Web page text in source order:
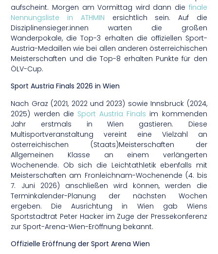
aufscheint. Morgen am Vormittag wird dann die finale
Nennungsliste in ATHMIN ersichtlich sein. Auf die
Disziplinensieger:innen warten die großen
Wanderpokale, die Top-3 erhalten die offiziellen Sport-
Austria-Medaillen wie bei allen anderen österreichischen
Meisterschaften und die Top-8 erhalten Punkte für den
ÖLV-Cup.
Sport Austria Finals 2026 in Wien
Nach Graz (2021, 2022 und 2023) sowie Innsbruck (2024,
2025) werden die Sport Austria Finals im kommenden
Jahr erstmals in Wien gastieren. Diese
Multisportveranstaltung vereint eine Vielzahl an
österreichischen (Staats)Meisterschaften der
Allgemeinen Klasse an einem verlängerten
Wochenende. Ob sich die Leichtathletik ebenfalls mit
Meisterschaften am Fronleichnam-Wochenende (4. bis
7. Juni 2026) anschließen wird können, werden die
Terminkalender-Planung der nächsten Wochen
ergeben. Die Ausrichtung in Wien gab Wiens
Sportstadtrat Peter Hacker im Zuge der Pressekonferenz
zur Sport-Arena-Wien-Eröffnung bekannt.
Offizielle Eröffnung der Sport Arena Wien